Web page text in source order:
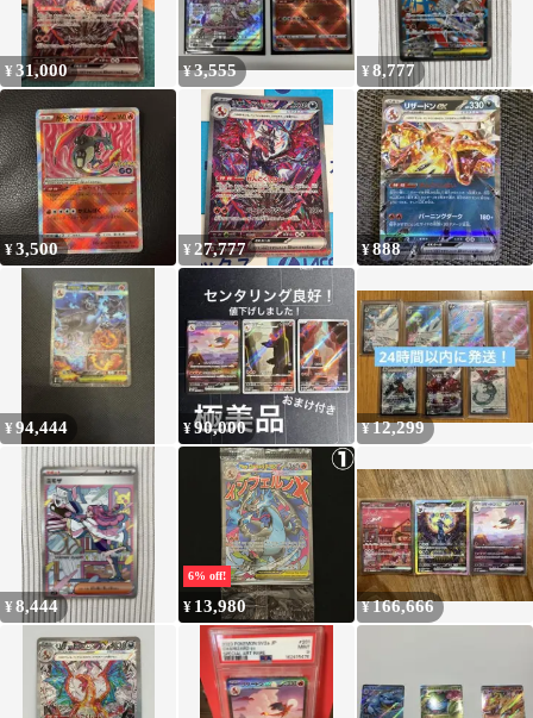
¥31,000 ¥3,555 ¥8,777
¥3,500 ¥ 27,777 ¥888
¥94,444 ¥90,000 ¥12,299
¥8,444
6% off!
¥ 13,980 ¥166,666